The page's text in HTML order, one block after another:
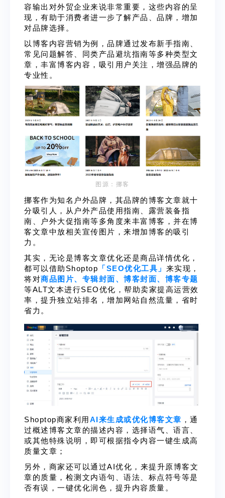
容输出对外贸企业来说非常重要，这些内容的呈
现，有助于消费者进一步了解产品、品牌，增加
对品牌选择。
以博客内容营销为例，品牌通过发布新手指南、
常见问题解答、同类产品避坑指南等多种类型文
章，丰富博客内容，吸引用户关注，增强品牌的
专业性。
图源：挪客
挪客作为知名户外品牌，其品牌的博客文章就十
分吸引人，从户外产品使用指南、露营装备指
南、户外大促指南等多角度来丰富博客，并在博
客文章中放相关宣传图片，来增加博客的吸引
力。
其实，无论是博客文章优化还是商品详情优化，
都可以借助Shoptop 「SEO优化工具」 来实现，
将对商品图片、专辑封面、博客封面、博客专题
等ALT文本进行SEO优化，帮助卖家提高运营效
率，提升独立站排名，增加网站自然流量，省时
省力。
Shoptop商家利用AI来生成或优化博客文章 ，通
过概述博客文章的描述内容，选择语气、语言、
或其他特殊说明，即可根据指令内容一键生成高
质量文章；
另外，商家还可以通过AI优化，来提升原博客文
章的质量，检测文内语句、语法、标点符号等是
否有误，一键优化润色，提升内容质量。